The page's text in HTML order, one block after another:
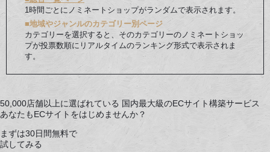
1時間ごとにノミネートショップがランダムで表示されます。
■地域やジャンルのカテゴリー別ページ
カテゴリーを選択すると、そのカテゴリーのノミネートショッ
プが投票数順にリアルタイムのランキング形式で表示されま
す。
50,000店舗以上に選ばれている 国内最大級のECサイト構築サービス
あなたもECサイトをはじめませんか？
まずは30日間無料で
試してみる